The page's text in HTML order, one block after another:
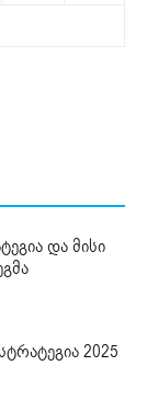
და მისი
2025